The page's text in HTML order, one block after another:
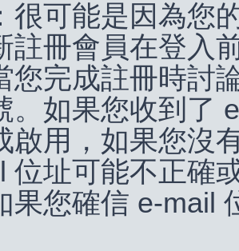
很可能是因為您
註冊會員在登入
您完成註冊時討
。如果您收到了
啟用，如果您沒
位址可能不正確
果您確信 e-mail